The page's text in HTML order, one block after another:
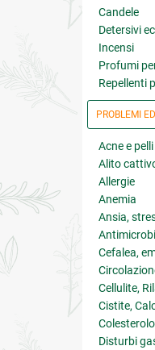
Candele
Detersivi
Incensi
Profumi
Repellenti
PROBLEMI
Acne e
Alito
Allergie
Anemia
Ansia,
Cefalea,
Cellulite,
Cistite,
Disturbi